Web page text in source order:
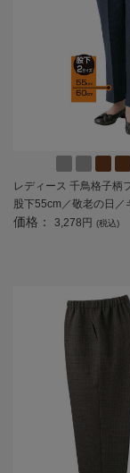
レディース 千鳥格子柄
股下55cm／敬老の日／
ゼント 【CF】
価格： 3,278円 (税込)